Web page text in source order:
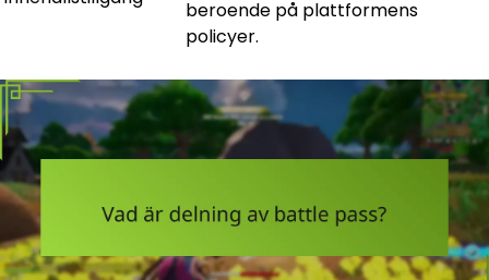
beroende på plattformens
policyer.